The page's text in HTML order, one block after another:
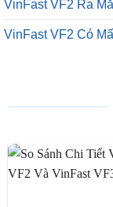
VinFast VF2 Ra
VinFast VF2 Có